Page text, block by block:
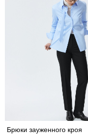
Брюки зауженного кроя